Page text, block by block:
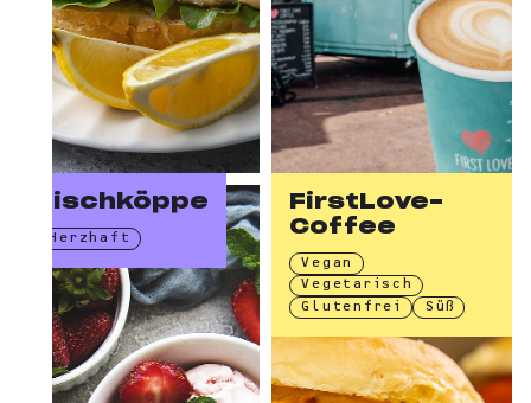
Fischköppe
Herzhaft
FirstLove­
Coffee
Vegan
Vegetarisch
Glutenfrei
Süß